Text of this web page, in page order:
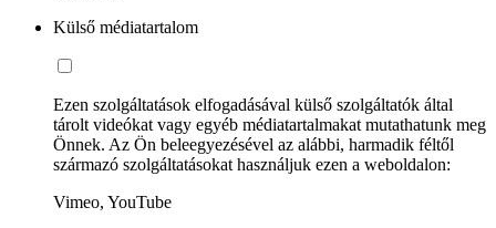
Külső médiatartalom
Ezen szolgáltatások elfogadásával külső szolgáltatók által
tárolt videókat vagy egyéb médiatartalmakat mutathatunk meg
Önnek. Az Ön beleegyezésével az alábbi, harmadik féltől
származó szolgáltatásokat használjuk ezen a weboldalon:
Vimeo, YouTube